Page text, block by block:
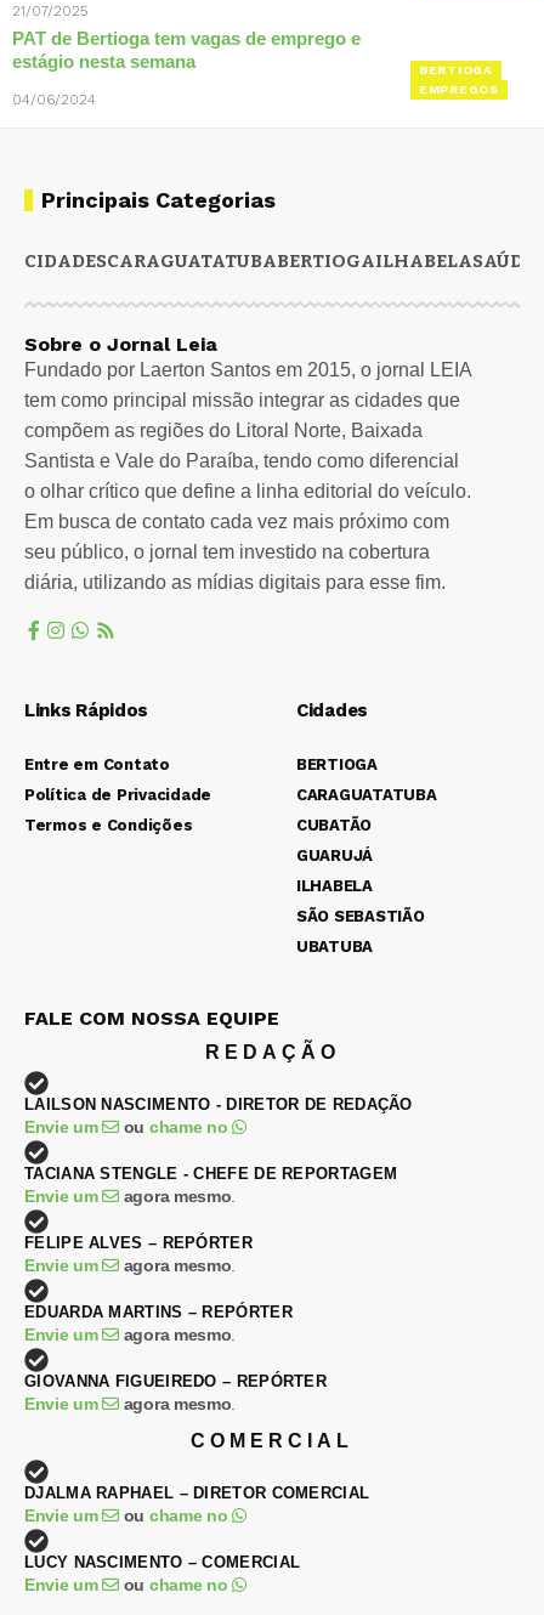
21/07/2025
BERTIOGA
EMPREGOS
PAT de Bertioga tem vagas de emprego e
estágio nesta semana
04/06/2024
Principais Categorias
CIDADESCARAGUATATUBABERTIOGAILHABELASAÚDE
Sobre o Jornal Leia
Fundado por Laerton Santos em 2015, o jornal LEIA
tem como principal missão integrar as cidades que
compõem as regiões do Litoral Norte, Baixada
Santista e Vale do Paraíba, tendo como diferencial
o olhar crítico que define a linha editorial do veículo.
Em busca de contato cada vez mais próximo com
seu público, o jornal tem investido na cobertura
diária, utilizando as mídias digitais para esse fim.
Links Rápidos
Entre em Contato
Política de Privacidade
Termos e Condições
Cidades
BERTIOGA
CARAGUATATUBA
CUBATÃO
GUARUJÁ
ILHABELA
SÃO SEBASTIÃO
UBATUBA
FALE COM NOSSA EQUIPE
REDAÇÃO
LAILSON NASCIMENTO - DIRETOR DE REDAÇÃO
Envie um ou chame no
TACIANA STENGLE - CHEFE DE REPORTAGEM
Envie um agora mesmo
FELIPE ALVES – REPÓRTER
Envie um agora mesmo
EDUARDA MARTINS – REPÓRTER
Envie um agora mesmo
GIOVANNA FIGUEIREDO – REPÓRTER
Envie um agora mesmo
COMERCIAL
DJALMA RAPHAEL – DIRETOR COMERCIAL
Envie um ou chame no
LUCY NASCIMENTO – COMERCIAL
Envie um ou chame no